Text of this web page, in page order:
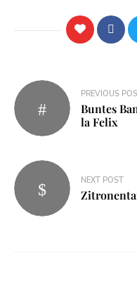
PREVIOUS
Buntes
la Felix
NEXT POST